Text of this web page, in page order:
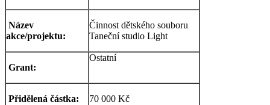
Název
akce/projektu:
Činnost dětského souboru
Taneční studio Light
Grant:
Ostatní
Přidělená částka: 70 000 Kč